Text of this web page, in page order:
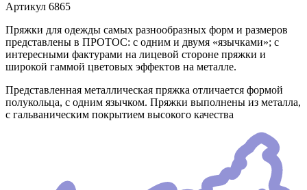
Артикул 6865
Пряжки для одежды самых разнообразных форм и размеров
представлены в ПРОТОС: с одним и двумя «язычками»; с
интересными фактурами на лицевой стороне пряжки и
широкой гаммой цветовых эффектов на металле.
Представленная металлическая пряжка отличается формой
полукольца, с одним язычком. Пряжки выполнены из металла,
с гальваническим покрытием высокого качества